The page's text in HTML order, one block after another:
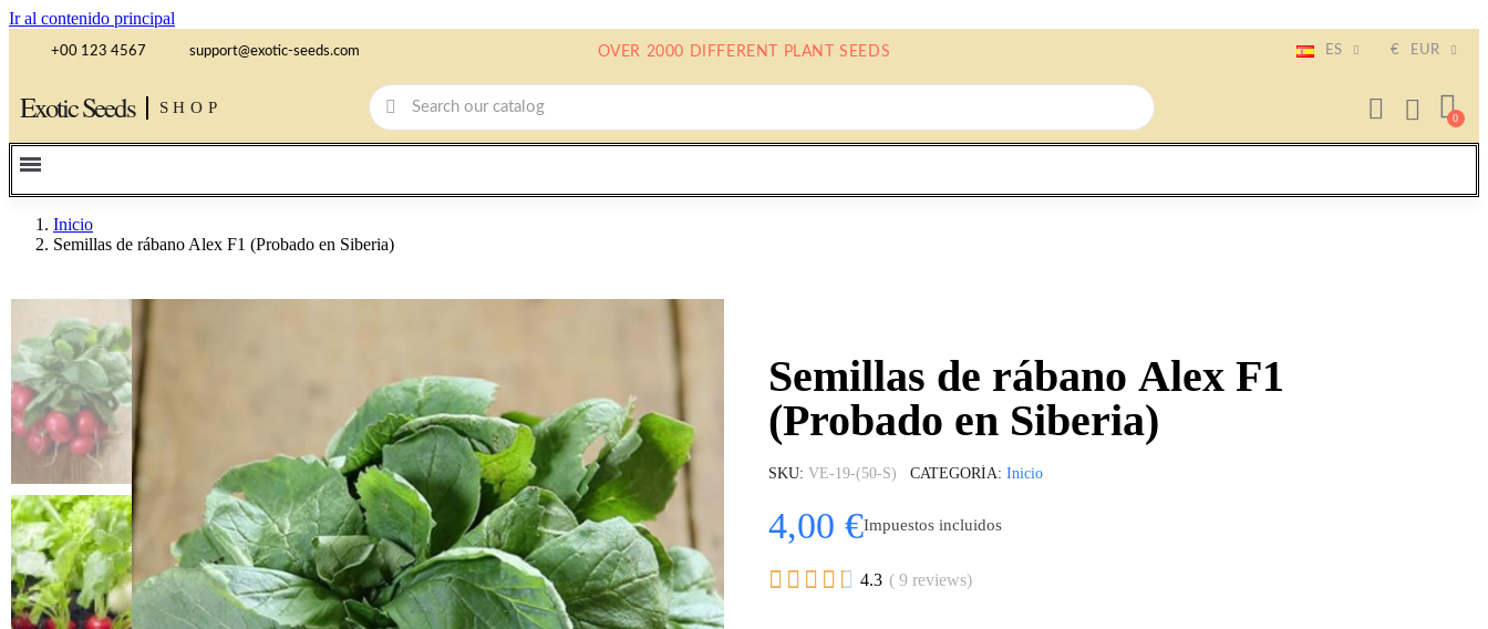
Ir al contenido principal
+00 123 4567 support@exotic-seeds.com OVER 2000 DIFFERENT PLANT SEEDS ES € EUR
Exotic Seeds SHOP
Inicio
Semillas de rábano Alex F1 (Probado en Siberia)
Semillas de rábano Alex F1
(Probado en Siberia)
SKU VE-19-(50-S) CATEGORÍA Inicio
4,00 €Impuestos incluidos
     4.3 ( 9 reviews)